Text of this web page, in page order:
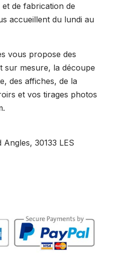
de fabrication de
accueillent du lundi au
vous propose des
sur mesure, la découpe
des affiches, de la
et vos tirages photos
Angles, 30133 LES